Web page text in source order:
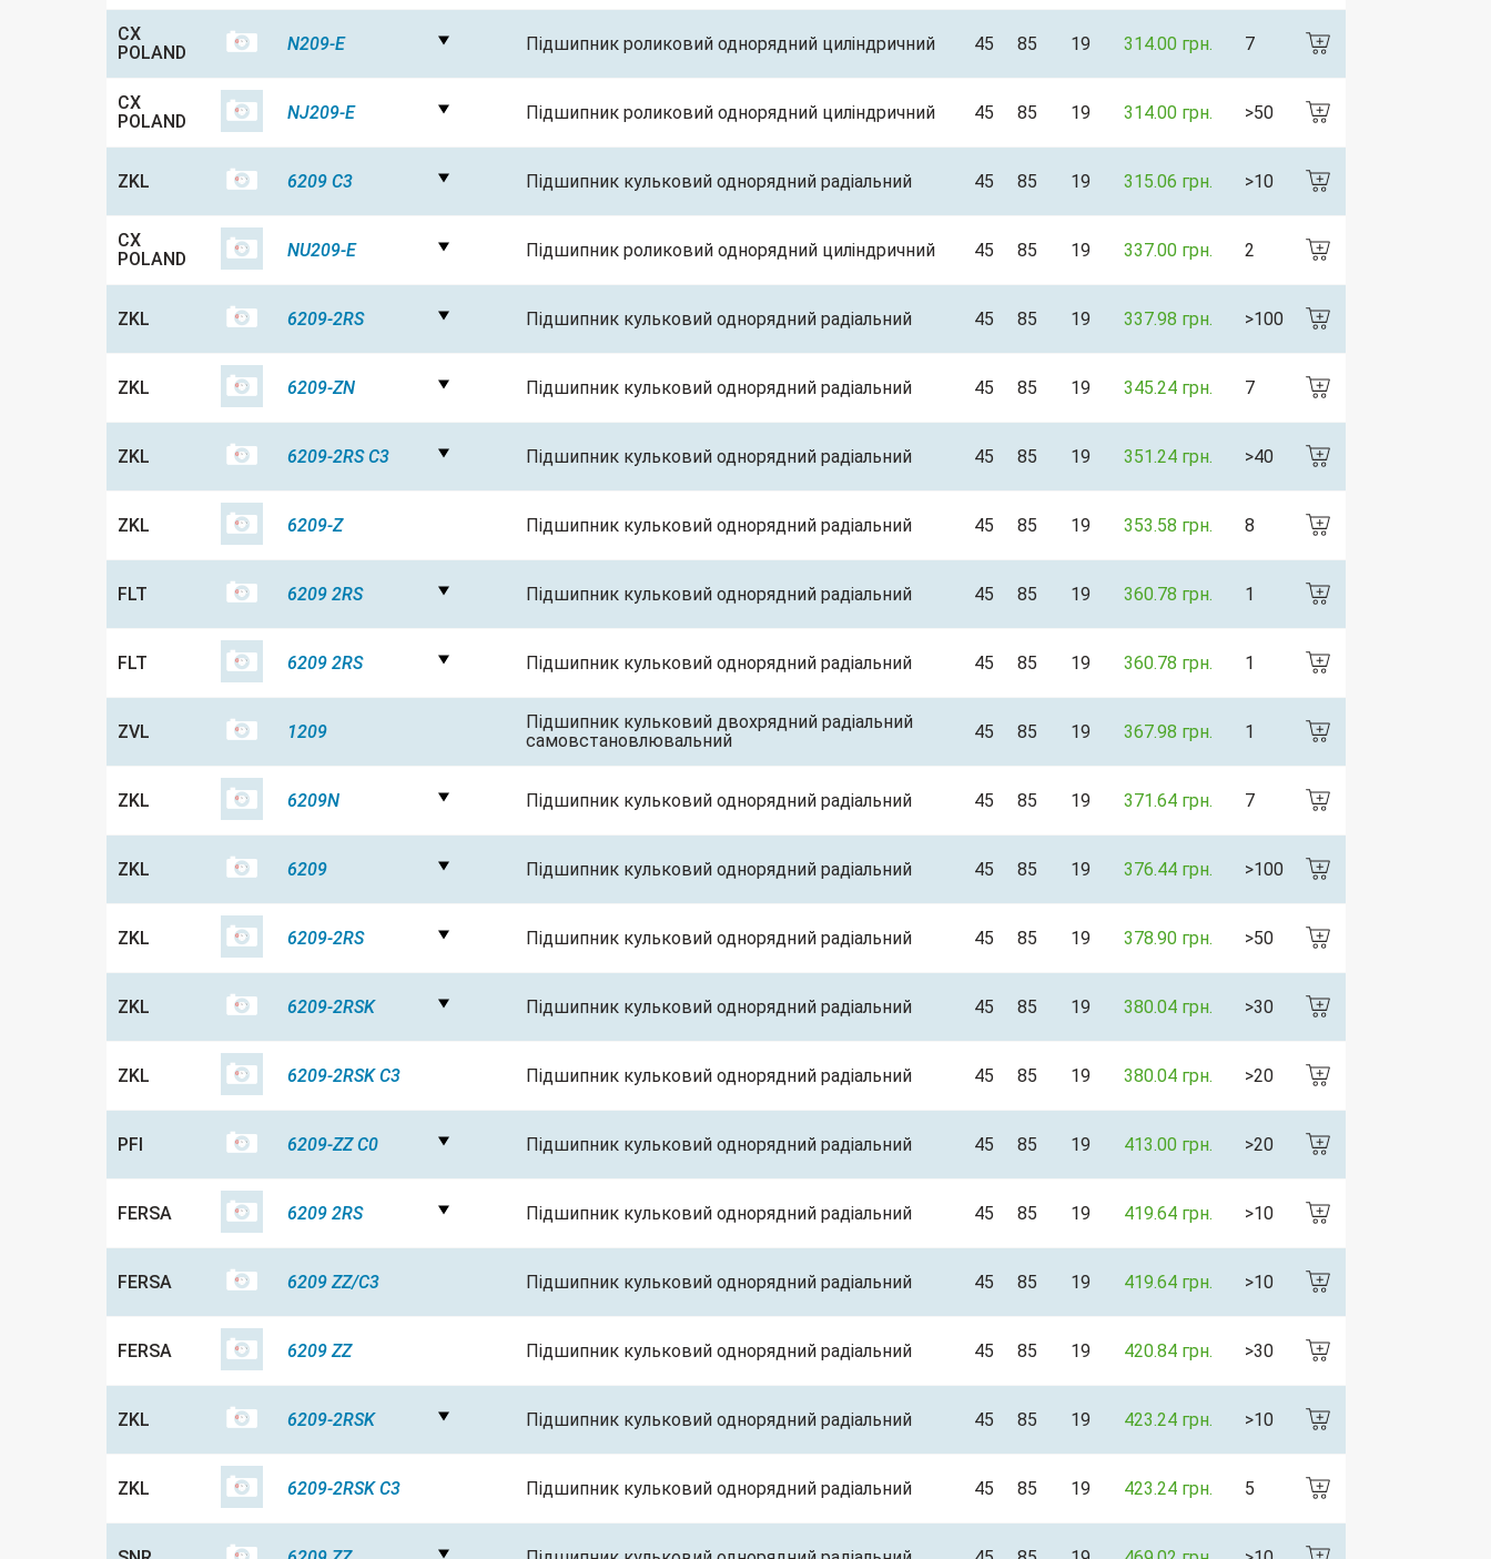
CX
POLAND
N209-E Підшипник роликовий однорядний циліндричний 45 85 19 314.00 грн. 7
CX
POLAND
NJ209-E Підшипник роликовий однорядний циліндричний 45 85 19 314.00 грн. >50
ZKL 6209 C3 Підшипник кульковий однорядний радіальний 45 85 19 315.06 грн. >10
CX
POLAND
NU209-E Підшипник роликовий однорядний циліндричний 45 85 19 337.00 грн. 2
ZKL 6209-2RS Підшипник кульковий однорядний радіальний 45 85 19 337.98 грн. >100
ZKL 6209-ZN Підшипник кульковий однорядний радіальний 45 85 19 345.24 грн. 7
ZKL 6209-2RS C3 Підшипник кульковий однорядний радіальний 45 85 19 351.24 грн. >40
ZKL 6209-Z Підшипник кульковий однорядний радіальний 45 85 19 353.58 грн. 8
FLT 6209 2RS Підшипник кульковий однорядний радіальний 45 85 19 360.78 грн. 1
FLT 6209 2RS Підшипник кульковий однорядний радіальний 45 85 19 360.78 грн. 1
ZVL 1209
Підшипник кульковий двохрядний радіальний
самовстановлювальний
45 85 19 367.98 грн. 1
ZKL 6209N Підшипник кульковий однорядний радіальний 45 85 19 371.64 грн. 7
ZKL 6209 Підшипник кульковий однорядний радіальний 45 85 19 376.44 грн. >100
ZKL 6209-2RS Підшипник кульковий однорядний радіальний 45 85 19 378.90 грн. >50
ZKL 6209-2RSK Підшипник кульковий однорядний радіальний 45 85 19 380.04 грн. >30
ZKL 6209-2RSK C3 Підшипник кульковий однорядний радіальний 45 85 19 380.04 грн. >20
PFI 6209-ZZ C0 Підшипник кульковий однорядний радіальний 45 85 19 413.00 грн. >20
FERSA 6209 2RS Підшипник кульковий однорядний радіальний 45 85 19 419.64 грн. >10
FERSA 6209 ZZ/C3 Підшипник кульковий однорядний радіальний 45 85 19 419.64 грн. >10
FERSA 6209 ZZ Підшипник кульковий однорядний радіальний 45 85 19 420.84 грн. >30
ZKL 6209-2RSK Підшипник кульковий однорядний радіальний 45 85 19 423.24 грн. >10
ZKL 6209-2RSK C3 Підшипник кульковий однорядний радіальний 45 85 19 423.24 грн. 5